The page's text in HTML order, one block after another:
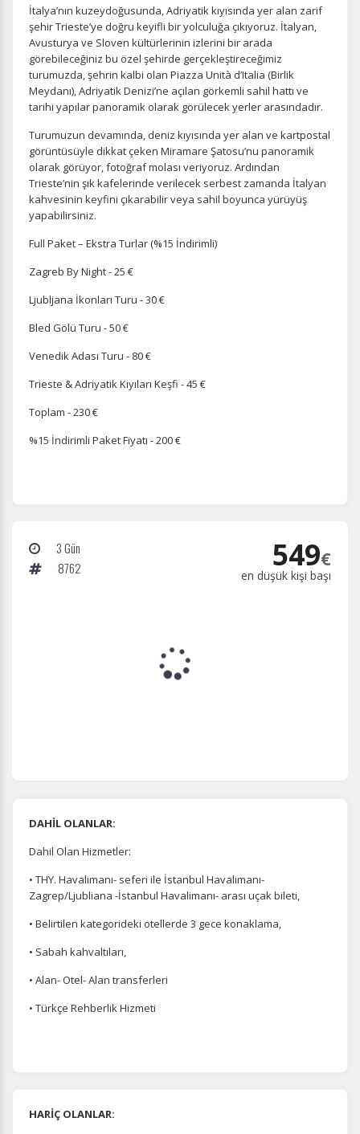
Ziyaretçilerin siteyi nasıl kullandığını anonim olarak
ölçeriz. Hangi sayfaların popüler olduğunu ve
kullanıcıların nerede zorluk yaşadığını anlamamıza
yardımcı olur.
Pazarlama Çerezleri
Size ve ilgi alanlarınıza uygun reklamlar göstermek için
kullanılır. Kapatırsanız reklamları görmeye devam
edersiniz, ancak daha az alakalı olabilirler.
İtalya’nın kuzeydoğusunda, Adriyatik kıyısında yer alan zarif
şehir Trieste’ye doğru keyifli bir yolculuğa çıkıyoruz. İtalyan,
Avusturya ve Sloven kültürlerinin izlerini bir arada
görebileceğiniz bu özel şehirde gerçekleştireceğimiz
turumuzda, şehrin kalbi olan Piazza Unità d’Italia (Birlik
Meydanı), Adriyatik Denizi’ne açılan görkemli sahil hattı ve
tarihi yapılar panoramik olarak görülecek yerler arasındadır.
Turumuzun devamında, deniz kıyısında yer alan ve kartpostal
görüntüsüyle dikkat çeken Miramare Şatosu’nu panoramik
olarak görüyor, fotoğraf molası veriyoruz. Ardından
Trieste’nin şık kafelerinde verilecek serbest zamanda İtalyan
kahvesinin keyfini çıkarabilir veya sahil boyunca yürüyüş
yapabilirsiniz.
Full Paket – Ekstra Turlar (%15 İndirimli)
Zagreb By Night - 25 €
Ljubljana İkonları Turu - 30 €
Bled Gölü Turu - 50 €
Venedik Adası Turu - 80 €
Trieste & Adriyatik Kıyıları Keşfi - 45 €
Toplam - 230 €
%15 İndirimli Paket Fiyatı - 200 €
3 Gün
8762
549€
en düşük kişi başı
DAHİL OLANLAR:
Dahil Olan Hizmetler:
• THY. Havalimanı- seferi ile İstanbul Havalimanı-
Zagrep/Ljubliana -İstanbul Havalimanı- arası uçak bileti,
• Belirtilen kategorideki otellerde 3 gece konaklama,
• Sabah kahvaltıları,
• Alan- Otel- Alan transferleri
• Türkçe Rehberlik Hizmeti
HARİÇ OLANLAR: